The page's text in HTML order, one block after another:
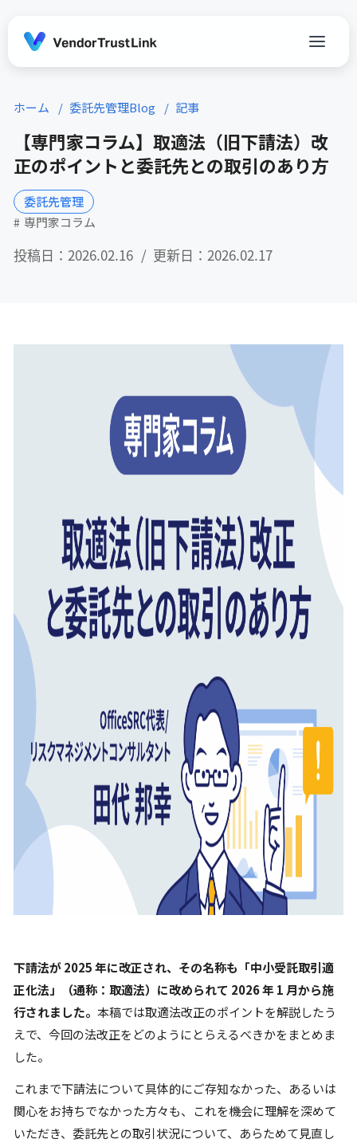
ホーム 委託先管理Blog 記事
【専門家コラム】取適法（旧下請法）改
正のポイントと委託先との取引のあり方
委託先管理
専門家コラム
投稿日：2026.02.16 更新日：2026.02.17
下請法が 2025 年に改正され、その名称も「中小受託取引適
正化法」（通称：取適法）に改められて 2026 年 1 月から施
行されました。 本稿では取適法改正のポイントを解説したう
えで、今回の法改正をどのようにとらえるべきかをまとめま
した。
これまで下請法について具体的にご存知なかった、あるいは
関心をお持ちでなかった方々も、これを機会に理解を深めて
いただき、委託先との取引状況について、あらためて見直し